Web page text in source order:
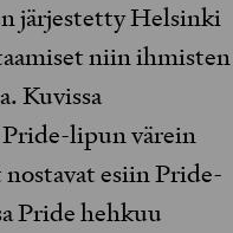
järjestetty Helsinki
niin ihmisten
Kuvissa
lipun värein
esiin Pride-
Pride hehkuu